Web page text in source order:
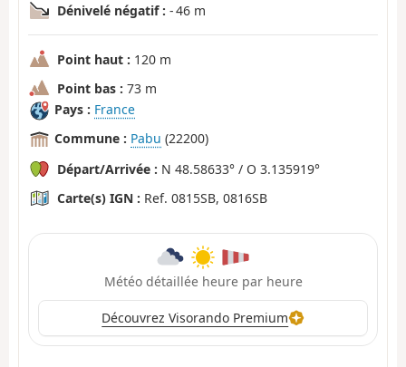
Dénivelé négatif : - 46 m
Point haut : 120 m
Point bas : 73 m
Pays : France
Commune : Pabu (22200)
Départ/Arrivée : N 48.58633° / O 3.135919°
Carte(s) IGN : Ref. 0815SB, 0816SB
Météo détaillée heure par heure
Découvrez Visorando Premium